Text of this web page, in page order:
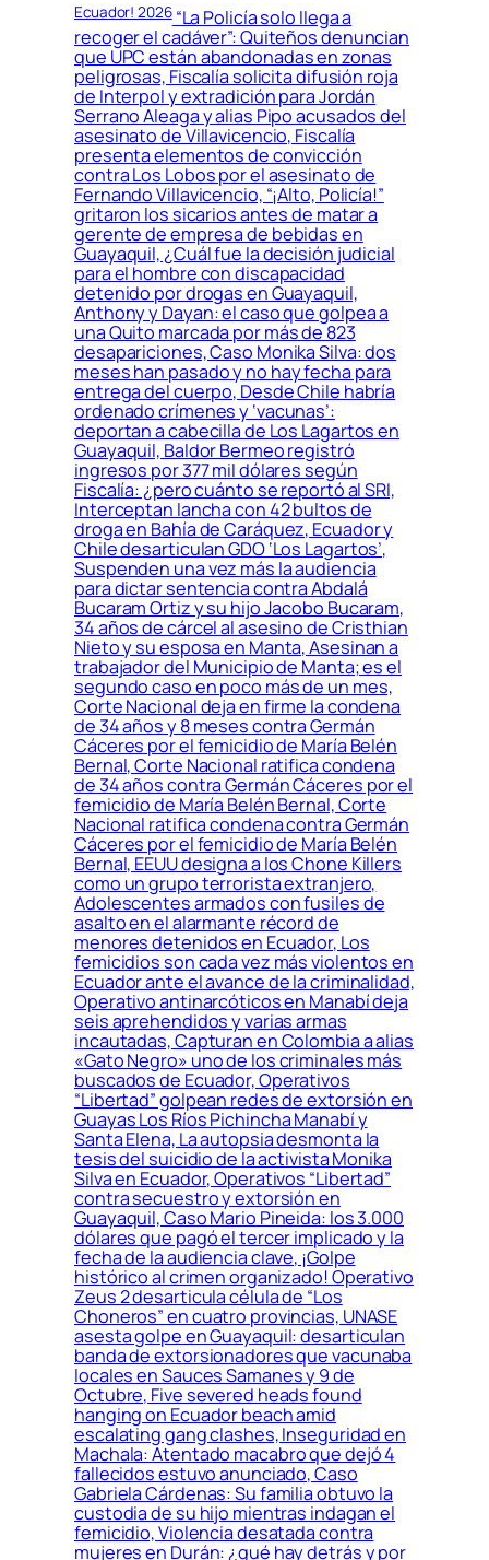
Ecuador! 2026“La Policía solo llega a
recoger el cadáver”: Quiteños denuncian
que UPC están abandonadas en zonas
peligrosas, Fiscalía solicita difusión roja
de Interpol y extradición para Jordán
Serrano Aleaga y alias Pipo acusados del
asesinato de Villavicencio, Fiscalía
presenta elementos de convicción
contra Los Lobos por el asesinato de
Fernando Villavicencio, “¡Alto, Policía!”
gritaron los sicarios antes de matar a
gerente de empresa de bebidas en
Guayaquil, ¿Cuál fue la decisión judicial
para el hombre con discapacidad
detenido por drogas en Guayaquil,
Anthony y Dayan: el caso que golpea a
una Quito marcada por más de 823
desapariciones, Caso Monika Silva: dos
meses han pasado y no hay fecha para
entrega del cuerpo, Desde Chile habría
ordenado crímenes y ‘vacunas’:
deportan a cabecilla de Los Lagartos en
Guayaquil, Baldor Bermeo registró
ingresos por 377 mil dólares según
Fiscalía: ¿pero cuánto se reportó al SRI,
Interceptan lancha con 42 bultos de
droga en Bahía de Caráquez, Ecuador y
Chile desarticulan GDO ‘Los Lagartos’,
Suspenden una vez más la audiencia
para dictar sentencia contra Abdalá
Bucaram Ortiz y su hijo Jacobo Bucaram,
34 años de cárcel al asesino de Cristhian
Nieto y su esposa en Manta, Asesinan a
trabajador del Municipio de Manta; es el
segundo caso en poco más de un mes,
Corte Nacional deja en firme la condena
de 34 años y 8 meses contra Germán
Cáceres por el femicidio de María Belén
Bernal, Corte Nacional ratifica condena
de 34 años contra Germán Cáceres por el
femicidio de María Belén Bernal, Corte
Nacional ratifica condena contra Germán
Cáceres por el femicidio de María Belén
Bernal, EEUU designa a los Chone Killers
como un grupo terrorista extranjero,
Adolescentes armados con fusiles de
asalto en el alarmante récord de
menores detenidos en Ecuador, Los
femicidios son cada vez más violentos en
Ecuador ante el avance de la criminalidad,
Operativo antinarcóticos en Manabí deja
seis aprehendidos y varias armas
incautadas, Capturan en Colombia a alias
«Gato Negro» uno de los criminales más
buscados de Ecuador, Operativos
“Libertad” golpean redes de extorsión en
Guayas Los Ríos Pichincha Manabí y
Santa Elena, La autopsia desmonta la
tesis del suicidio de la activista Monika
Silva en Ecuador, Operativos “Libertad”
contra secuestro y extorsión en
Guayaquil, Caso Mario Pineida: los 3.000
dólares que pagó el tercer implicado y la
fecha de la audiencia clave, ¡Golpe
histórico al crimen organizado! Operativo
Zeus 2 desarticula célula de “Los
Choneros” en cuatro provincias, UNASE
asesta golpe en Guayaquil: desarticulan
banda de extorsionadores que vacunaba
locales en Sauces Samanes y 9 de
Octubre, Five severed heads found
hanging on Ecuador beach amid
escalating gang clashes, Inseguridad en
Machala: Atentado macabro que dejó 4
fallecidos estuvo anunciado, Caso
Gabriela Cárdenas: Su familia obtuvo la
custodia de su hijo mientras indagan el
femicidio, Violencia desatada contra
mujeres en Durán: ¿qué hay detrás y por